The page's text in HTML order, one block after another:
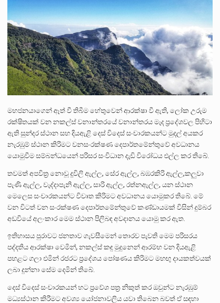
දිවයින පුරා පිහිටි බන්ධනාගාරවල පවතින දැඩි තදබදය හේතුවෙන් බන්ධනාගාර පද්ධතිය තුළ දැඩි අවදානම් තත්ත්වයක් නිර්මාණය…
නව පරිසර පනත යටතේ ශබ්ද දූෂණය සම්බන්ධයෙන් කටයුතු කිරීමට නව රෙගුලාසි ගෙන ඒමට මධ්‍යම පරිසර…
මහජනයාගෙන් ඈත් වී තිබීම හේතුවෙන් ආරක්ෂා වී ඇති, ලෝක උරුම
රක්ෂිතයක් වන නකල්ස් වනාන්තරයේ වනාන්තරය මැද ප්‍රදේශවල පිහිටා
ඇති සුන්දර ස්ථාන සහ දියඇළි දෙස් විදෙස් සංචාරකයන්ට මුදල් අයකර
නැරඹුම් ස්ථාන කිරිමට වනසංරක්ෂණ දෙපාර්තමේන්තුවේ අවධානය
යොමුවීම සම්බන්ධයෙන් පරිසර සංවිධාන දැඩි විරෝධය එල්ල කර තිබේ.
තවමත් අපවිත්‍ර නොවූ දූවිලි ඇල්ල, සේර ඇල්ල, බඹරකිරි ඇල්ල,කලුවා
පැණි ඇල්ල, වැද්දාපැනි ඇල්ල, සාරි ඇල්ල, රත්නඇල්ල, යන ස්ථාන
මෙලෙස සංචාරකයන්ට විවෘත කිරිමට අවධානය යොමුකර තිබේ. මේ
වන විටත් වන සංරක්ෂණ දෙපාර්තමේන්තුවේ කණ්ඩායමක් විසින් දුම්බර
අඩවියේ අලංකාර මෙම ස්ථාන පිලිබඳ අවදානය යොමු කර ඇත.
ඉතිහාසය පුරාවට ජනතාව ගැවසීමෙන් තොරව පැවති මෙම පරිසරය
පද්දතිය ආරක්ෂා වෙමින්, නකල්ස් කඳු මුදුනෙන් ආරම්භ වන දියඇළි
පහළට ගලා එමින් රජරට ප්‍රදේශය පෝෂණය කිරිමට මහඟු දායකත්වයක්
ලබා දුන්නා සේම දෙමින් තිබේ.
දෙස් විදෙස් සංචාරකයන් හට ප්‍රවේශ පත්‍ර නිකුත් කර ඔවුන්ට නැරඹුම්
මධ්‍යස්ථාන කිරීමට අවශ්‍ය යෝජනාවලිය යවා තිබෙන බවත් ඒ සඳහා